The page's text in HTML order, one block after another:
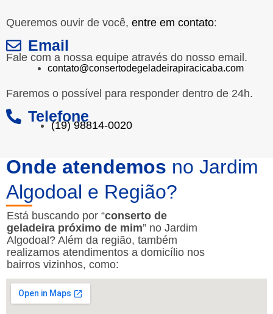
Queremos ouvir de você, entre em contato:
Email
Fale com a nossa equipe através do nosso email.
contato@consertodegeladeirapiracicaba.com
Faremos o possível para responder dentro de 24h.
Telefone
(19) 98814-0020
Onde atendemos no Jardim
Algodoal e Região?
Está buscando por “conserto de
geladeira próximo de mim” no Jardim
Algodoal? Além da região, também
realizamos atendimentos a domicílio nos
bairros vizinhos, como: